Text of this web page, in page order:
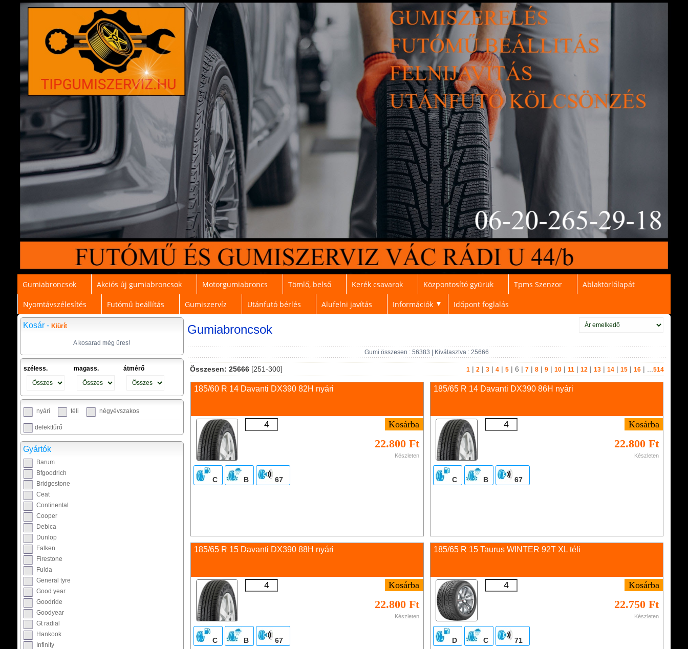
Gumiabroncsok Akciós új gumiabroncsok Motorgumiabroncs Tömlő, belső Kerék csavarok Központosító gyürük Tpms Szenzor Ablaktörlőlapát
Nyomtávszélesítés Futómű beállítás Gumiszervíz Utánfutó bérlés Alufelni javítás Információk ▼ Időpont foglalás
Kosár - Kiürít
A kosarad még üres!
széless. magass. átmérő
nyári téli négyévszakos
defekttűrő
Gyártók
Barum
Bfgoodrich
Bridgestone
Ceat
Continental
Cooper
Debica
Dunlop
Falken
Firestone
Fulda
General tyre
Good year
Goodride
Goodyear
Gt radial
Hankook
Infinity
Gumiabroncsok
Gumi összesen : 56383 | Kiválasztva : 25666
Összesen: 25666 [251-300] 1 |2 |3 |4 |5 |6 |7 |8 |9 |10 |11 |12 |13 |14 |15 |16 | ...514
185/60 R 14 Davanti DX390 82H nyári
22.800 Ft
Készleten
C B 67
185/65 R 14 Davanti DX390 86H nyári
22.800 Ft
Készleten
C B 67
185/65 R 15 Davanti DX390 88H nyári
22.800 Ft
Készleten
C B 67
185/65 R 15 Taurus WINTER 92T XL téli
22.750 Ft
Készleten
D C 71